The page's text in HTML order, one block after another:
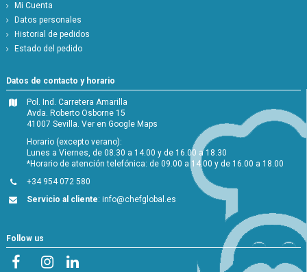
Mi Cuenta
Datos personales
Historial de pedidos
Estado del pedido
Datos de contacto y horario
Pol. Ind. Carretera Amarilla
Avda. Roberto Osborne 15
41007 Sevilla.Ver en Google Maps
Horario (excepto verano):
Lunes a Viernes, de 08.30 a 14.00 y de 16.00 a 18.30
*Horario de atención telefónica: de 09.00 a 14.00 y de 16.00 a 18.00
+34 954 072 580
Servicio al cliente:info@chefglobal.es
Follow us